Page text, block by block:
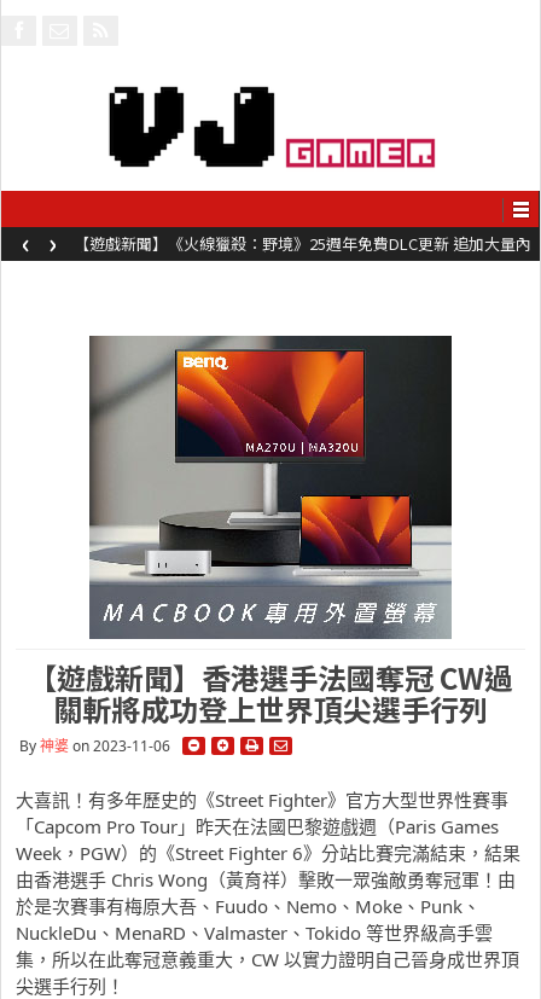
【遊戲新聞】《火線獵殺：野境》25週年免費DLC更新 追加大量內
容同時系舊作限時超平價折扣
‹ ›
【遊戲新聞】香港選手法國奪冠 CW過
關斬將成功登上世界頂尖選手行列
By神婆on 2023-11-06
大喜訊！有多年歷史的《Street Fighter》官方大型世界性賽事
「Capcom Pro Tour」昨天在法國巴黎遊戲週（Paris Games
Week，PGW）的《Street Fighter 6》分站比賽完滿結束，結果
由香港選手 Chris Wong（黃育祥）擊敗一眾強敵勇奪冠軍！由
於是次賽事有梅原大吾、Fuudo、Nemo、Moke、Punk、
NuckleDu、MenaRD、Valmaster、Tokido 等世界級高手雲
集，所以在此奪冠意義重大，CW 以實力證明自己晉身成世界頂
尖選手行列！